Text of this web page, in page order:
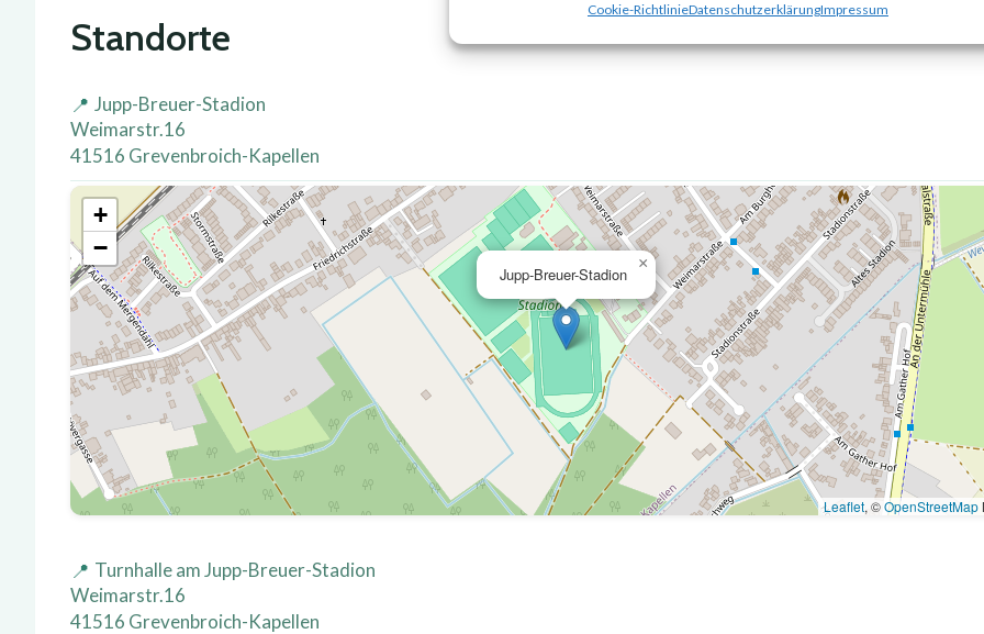
Cookie-RichtlinieDatenschutzerklärungImpressum
Standorte
Jupp-Breuer-Stadion
Weimarstr.16
41516 Grevenbroich-Kapellen
Jupp-Breuer-Stadion
×
+
−
Leaflet, ©OpenStreetMap
Turnhalle am Jupp-Breuer-Stadion
Weimarstr.16
41516 Grevenbroich-Kapellen